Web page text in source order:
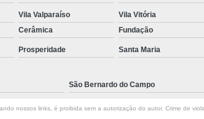
Vila Valparaíso Vila Vitória
Cerâmica Fundação
Prosperidade Santa Maria
São Bernardo do Campo
nossos links, é proibida sem a autorização do autor. Crime de